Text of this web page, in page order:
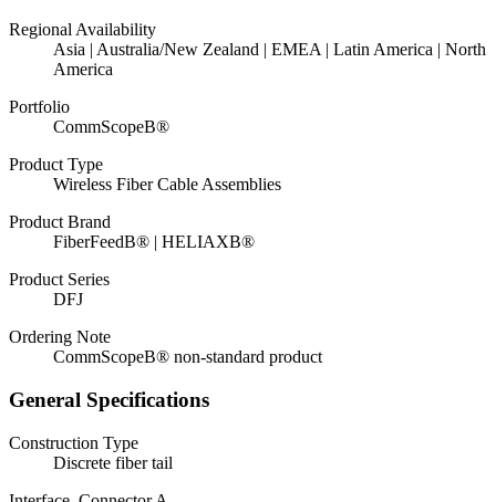
Regional Availability
Asia | Australia/New Zealand | EMEA | Latin America | North
America
Portfolio
CommScopeВ®
Product Type
Wireless Fiber Cable Assemblies
Product Brand
FiberFeedВ® | HELIAXВ®
Product Series
DFJ
Ordering Note
CommScopeВ® non-standard product
General Specifications
Construction Type
Discrete fiber tail